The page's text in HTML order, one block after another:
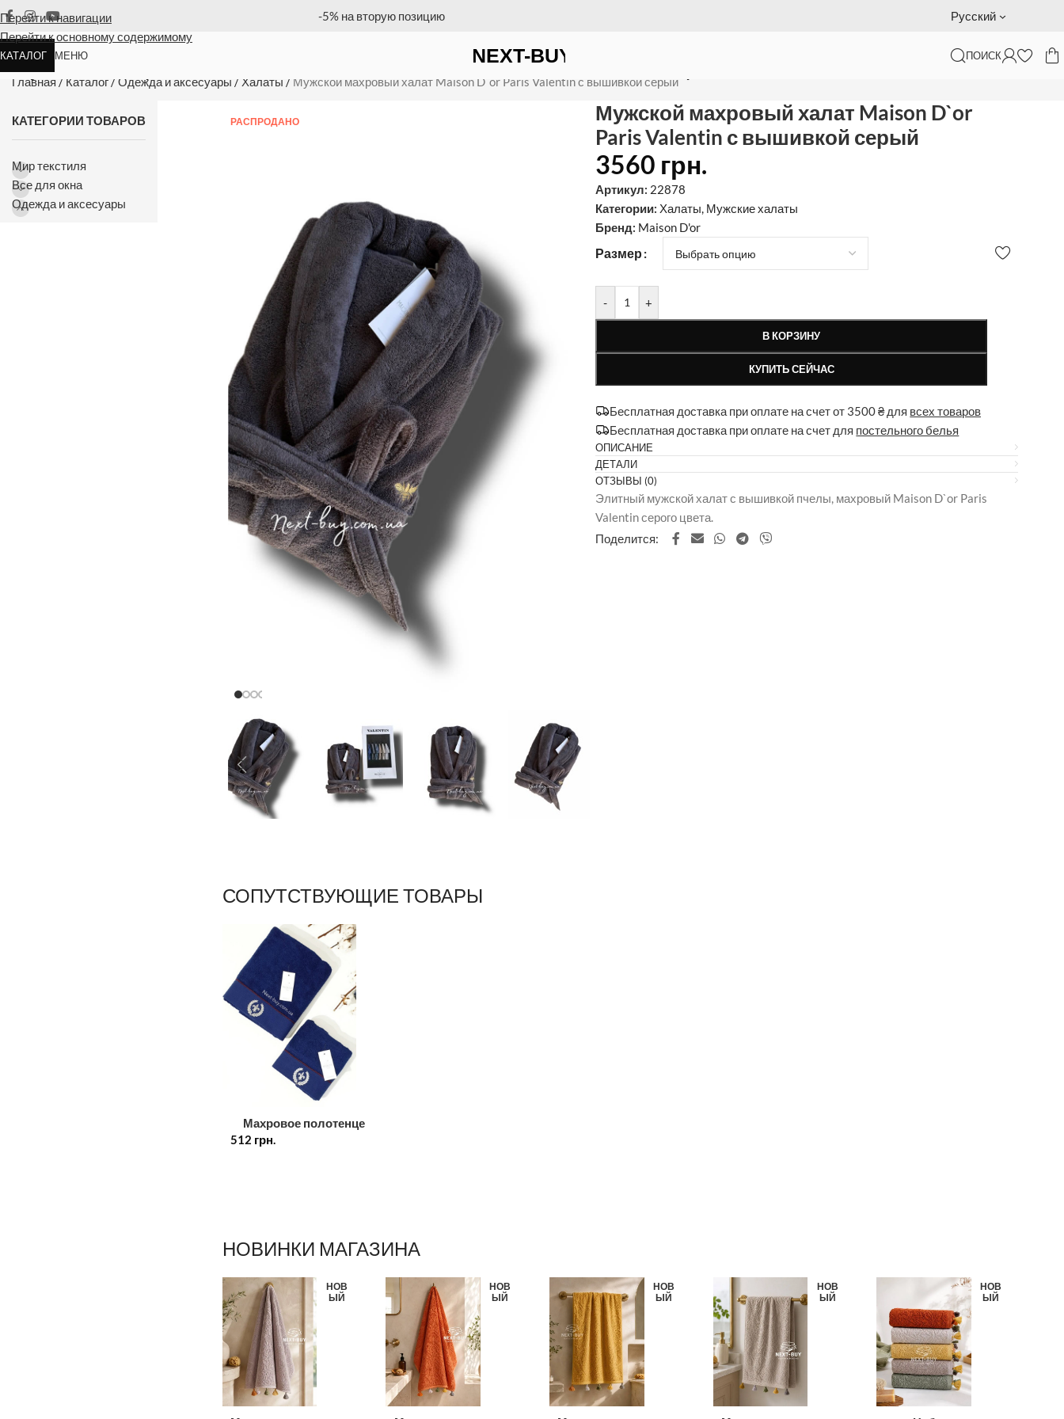
Перейти к навигации
Перейти к основному содержимому
позицию Оплата на счет = бесплатная доставка Подарочный сертификат — доставка за наш счет
Русский
КАТАЛОГ МЕНЮ ПОИСК
Мужской махровый халат Maison D`or Paris Valentin с вышивкой серый
Главная / Каталог/ Одежда и аксесуары / Халаты / Мужской махровый халат Maison D`or Paris Valentin с вышивкой серый
КАТЕГОРИИ ТОВАРОВ
Мир текстиля
Все для окна
Одежда и аксесуары
РАСПРОДАНО
Мужской махровый халат Maison D`or
Paris Valentin с вышивкой серый
3560 грн.
Артикул: 22878
Категории: Халаты, Мужские халаты
Бренд: Maison D'or
Размер
- +
В КОРЗИНУ
КУПИТЬ СЕЙЧАС
Бесплатная доставка при оплате на счет от 3500 ₴ для всех товаров
Бесплатная доставка при оплате на счет для постельного белья
ОПИСАНИЕ
ДЕТАЛИ
ОТЗЫВЫ (0)
Элитный мужской халат с вышивкой пчелы, махровый Maison D`or Paris
Valentin серого цвета.
Поделится:
СОПУТСТВУЮЩИЕ ТОВАРЫ
Махровое полотенце
Maison D’or Seymour
512 грн.
НОВИНКИ МАГАЗИНА
НОВ
ЫЙ
НОВ
ЫЙ
НОВ
ЫЙ
НОВ
ЫЙ
НОВ
ЫЙ